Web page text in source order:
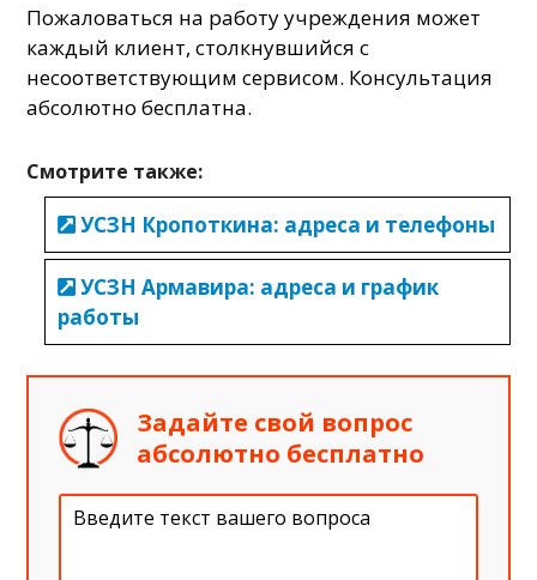
Пожаловаться на работу учреждения может
каждый клиент, столкнувшийся с
несоответствующим сервисом. Консультация
абсолютно бесплатна.
Смотрите также:
УСЗН Кропоткина: адреса и телефоны
УСЗН Армавира: адреса и график
работы
Задайте свой вопрос
абсолютно бесплатно